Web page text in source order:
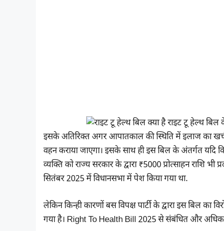
इसके अतिरिक्त अगर आपातकाल की स्थिति में इलाज का खर्च
वहन कराया जाएगा। इसके साथ ही इस बिल के अंतर्गत यदि
व्यक्ति को राज्य सरकार के द्वारा ₹5000 प्रोत्साहन राशि
सितंबर 2025 में विधानसभा में पेश किया गया था.
लेकिन किन्ही कारणों बस विपक्ष पार्टी के द्वारा इस बिल
गया है। Right To Health Bill 2025 से संबंधित और अधिक